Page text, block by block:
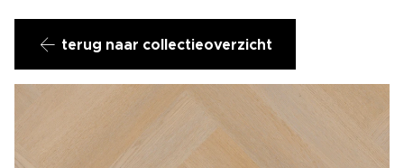
terug naar collectieoverzicht